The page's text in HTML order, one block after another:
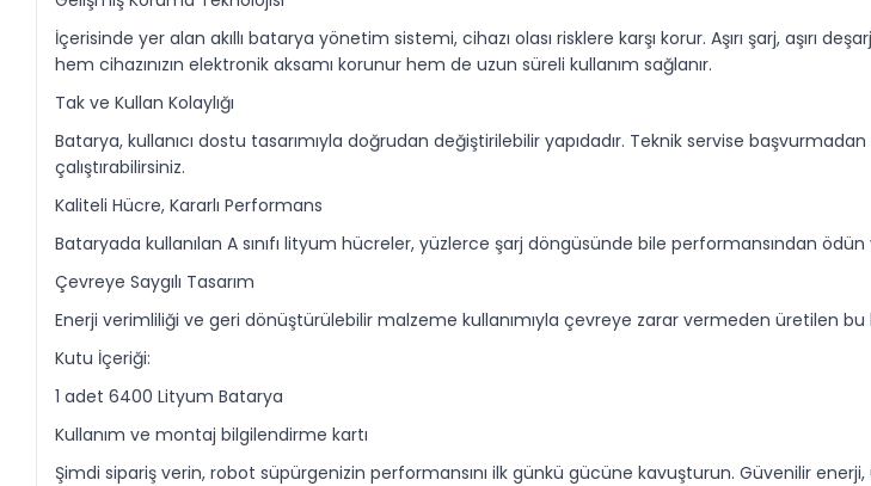
İçerisinde yer alan akıllı batarya yönetim sistemi, cihazı olası risklere karşı korur. Aşırı şarj, aşırı
hem cihazınızın elektronik aksamı korunur hem de uzun süreli kullanım sağlanır.
Tak ve Kullan Kolaylığı
Batarya, kullanıcı dostu tasarımıyla doğrudan değiştirilebilir yapıdadır. Teknik servise
çalıştırabilirsiniz.
Kaliteli Hücre, Kararlı Performans
Bataryada kullanılan A sınıfı lityum hücreler, yüzlerce şarj döngüsünde bile performansından
Çevreye Saygılı Tasarım
Enerji verimliliği ve geri dönüştürülebilir malzeme kullanımıyla çevreye zarar vermeden üretilen
Kutu İçeriği:
1 adet 6400 Lityum Batarya
Kullanım ve montaj bilgilendirme kartı
Şimdi sipariş verin, robot süpürgenizin performansını ilk günkü gücüne kavuşturun. Güvenilir